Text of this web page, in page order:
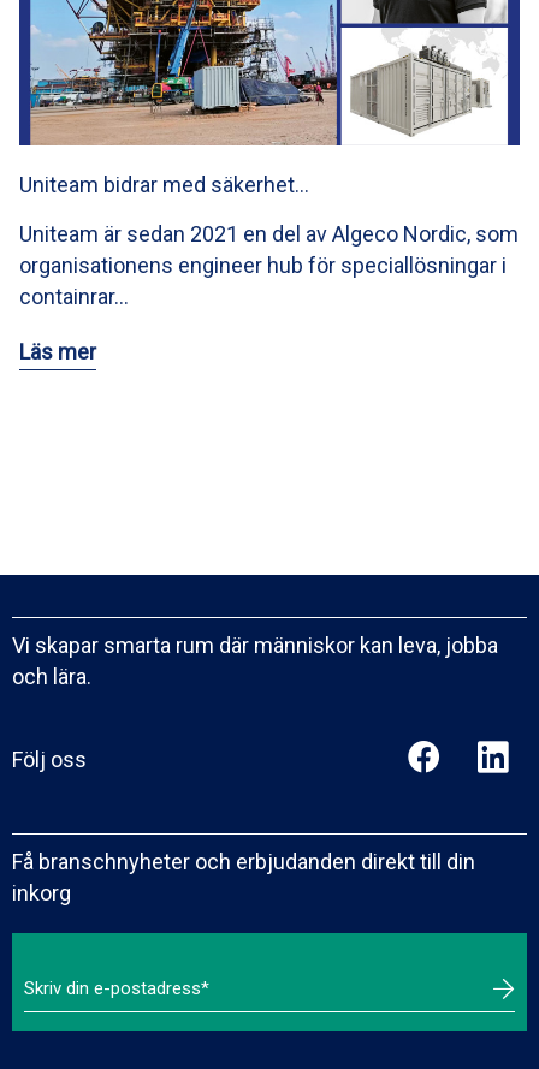
Uniteam bidrar med säkerhet…
Uniteam är sedan 2021 en del av Algeco Nordic, som
organisationens engineer hub för speciallösningar i
containrar…
Läs mer
Vi skapar smarta rum där människor kan leva, jobba
och lära.
Följ oss
Få branschnyheter och erbjudanden direkt till din
inkorg